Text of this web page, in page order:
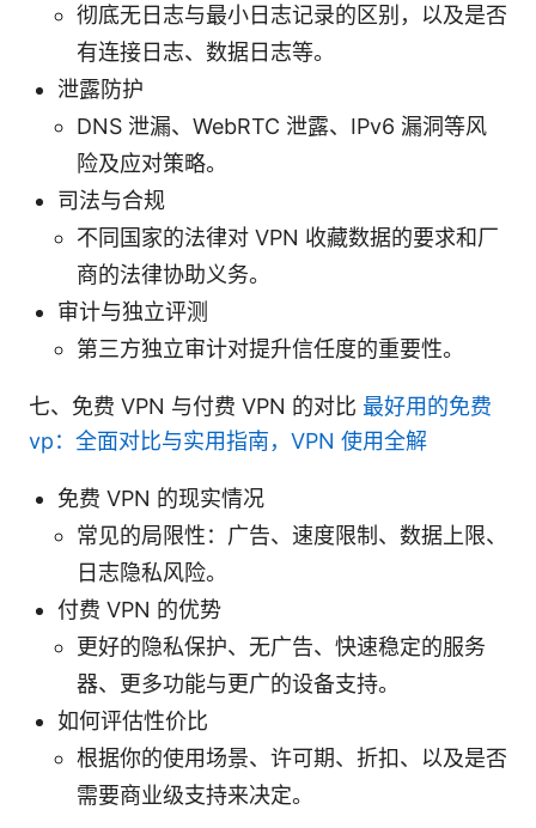
彻底无日志与最小日志记录的区别，以及是否
有连接日志、数据日志等。
泄露防护
DNS 泄漏、WebRTC 泄露、IPv6 漏洞等风
险及应对策略。
司法与合规
不同国家的法律对 VPN 收藏数据的要求和厂
商的法律协助义务。
审计与独立评测
第三方独立审计对提升信任度的重要性。
七、免费 VPN 与付费 VPN 的对比 最好用的免费
vp：全面对比与实用指南，VPN 使用全解
免费 VPN 的现实情况
常见的局限性：广告、速度限制、数据上限、
日志隐私风险。
付费 VPN 的优势
更好的隐私保护、无广告、快速稳定的服务
器、更多功能与更广的设备支持。
如何评估性价比
根据你的使用场景、许可期、折扣、以及是否
需要商业级支持来决定。